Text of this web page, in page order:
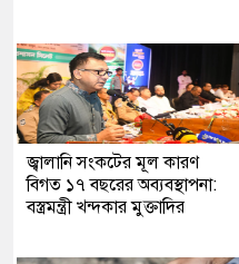
জ্বালানি সংকটের মূল কারণ
বিগত ১৭ বছরের অব্যবস্থাপনা:
বস্ত্রমন্ত্রী খন্দকার মুক্তাদির